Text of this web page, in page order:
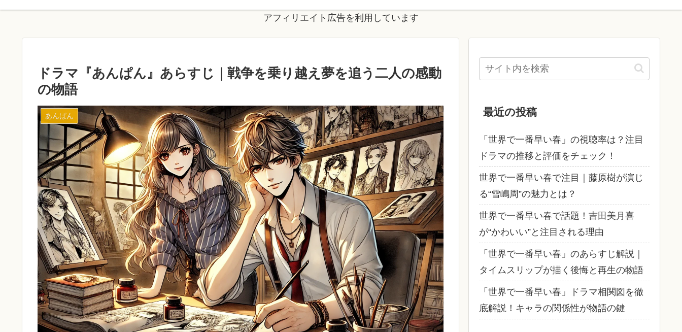
アフィリエイト広告を利用しています
ドラマ『あんぱん』あらすじ｜戦争を乗り越え夢を追う二人の感動
の物語
あんぱん 最近の投稿
「世界で一番早い春」の視聴率は？注目
ドラマの推移と評価をチェック！
世界で一番早い春で注目｜藤原樹が演じ
る“雪嶋周”の魅力とは？
世界で一番早い春で話題！吉田美月喜
が“かわいい”と注目される理由
「世界で一番早い春」のあらすじ解説｜
タイムスリップが描く後悔と再生の物語
「世界で一番早い春」ドラマ相関図を徹
底解説！キャラの関係性が物語の鍵